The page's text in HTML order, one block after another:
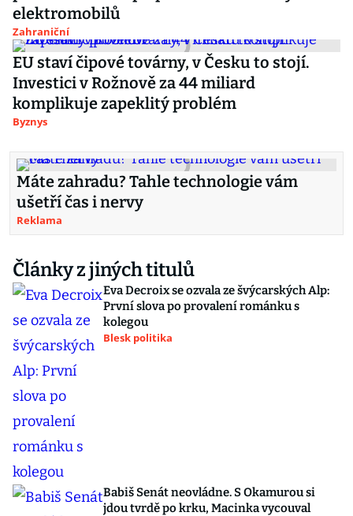
elektromobilů
Zahraniční
EU staví čipové továrny, v Česku to stojí.
Investici v Rožnově za 44 miliard
komplikuje zapeklitý problém
Byznys
Máte zahradu? Tahle technologie vám
ušetří čas i nervy
Reklama
Články z jiných titulů
Eva Decroix se ozvala ze švýcarských Alp:
První slova po provalení románku s
kolegou
Blesk politika
Babiš Senát neovládne. S Okamurou si
jdou tvrdě po krku, Macinka vycouval